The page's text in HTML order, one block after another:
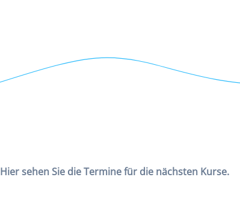
Hier sehen Sie die Termine für die nächsten Kurse.